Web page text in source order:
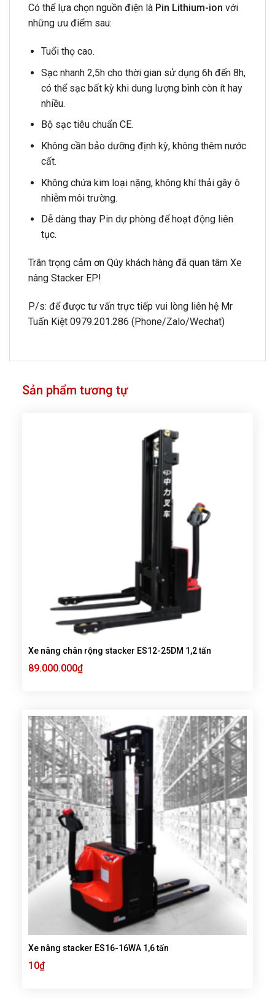
Có thể lựa chọn nguồn điện là Pin Lithium-ion với
những ưu điểm sau:
Tuổi thọ cao.
Sạc nhanh 2,5h cho thời gian sử dụng 6h đến 8h,
có thể sạc bất kỳ khi dung lượng bình còn ít hay
nhiều.
Bộ sạc tiêu chuẩn CE.
Không cần bảo dưỡng định kỳ, không thêm nước
cất.
Không chứa kim loại nặng, không khí thải gây ô
nhiễm môi trường.
Dễ dàng thay Pin dự phòng để hoạt động liên
tục.
Trân trọng cảm ơn Qúy khách hàng đã quan tâm Xe
nâng Stacker EP!
P/s: để được tư vấn trực tiếp vui lòng liên hệ Mr
Tuấn Kiệt 0979.201.286 (Phone/Zalo/Wechat)
Sản phẩm tương tự
Xe nâng chân rộng stacker ES12-25DM 1,2 tấn
89.000.000₫
Xe nâng stacker ES16-16WA 1,6 tấn
10₫